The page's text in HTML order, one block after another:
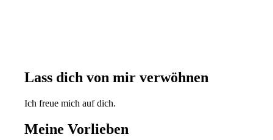
Lass dich von mir verwöhnen
Ich freue mich auf dich.
Meine Vorlieben